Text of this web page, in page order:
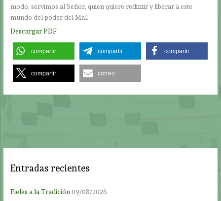
modo, servimos al Señor, quien quiere redimir y liberar a este
mundo del poder del Mal.
Descargar PDF
compartir compartir compartir
compartir correo
Entradas recientes
Fieles a la Tradición 09/08/2026